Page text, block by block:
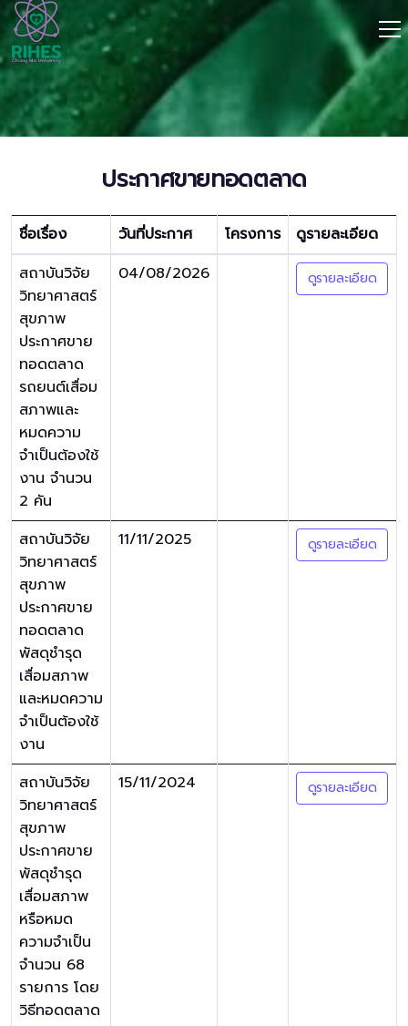
ประกาศขายทอดตลาด
ชื่อเรื่อง วันที่ประกาศ โครงการ
ดูรายละเอียด
สถาบันวิจัย
วิทยาศาสตร์
สุขภาพ
ประกาศขาย
ทอดตลาด
รถยนต์เสื่อม
สภาพและ
หมดความ
จำเป็นต้องใช้
งาน จำนวน
2 คัน
04/08/2026 ดูรายละเอียด
สถาบันวิจัย
วิทยาศาสตร์
สุขภาพ
ประกาศขาย
ทอดตลาด
พัสดุชำรุด
เสื่อมสภาพ
และหมดความ
จำเป็นต้องใช้
งาน
11/11/2025 ดูรายละเอียด
สถาบันวิจัย
วิทยาศาสตร์
สุขภาพ
ประกาศขาย
พัสดุชำรุด
เสื่อมสภาพ
หรือหมด
ความจำเป็น
จำนวน 68
รายการ โดย
วิธีทอดตลาด
15/11/2024 ดูรายละเอียด